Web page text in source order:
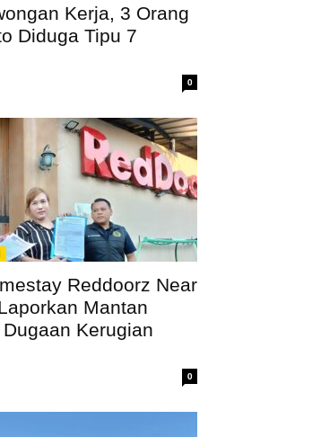
Kerja, 3 Orang
Diduga Tipu 7
0
Reddoorz Near
Mantan
Kerugian
0